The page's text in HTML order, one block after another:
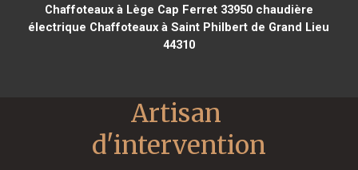
Chaffoteaux à Lège Cap Ferret 33950chaudière
électrique Chaffoteaux à Saint Philbert de Grand Lieu
44310
Artisan
d'intervention